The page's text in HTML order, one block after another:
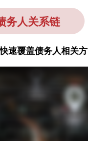
务人关系链
速覆盖债务人相关方